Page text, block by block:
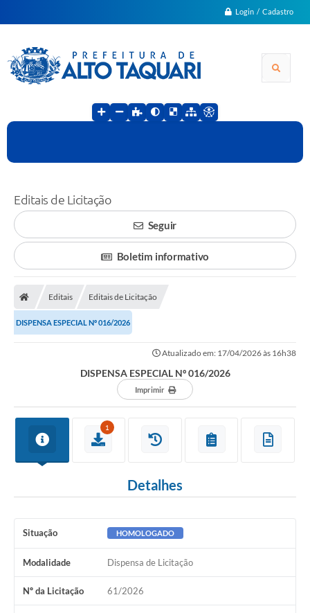
Login / Cadastro
Editais de Licitação
Seguir
Boletim informativo
Editais Editais de Licitação
DISPENSA ESPECIAL Nº 016/2026
Atualizado em: 17/04/2026 às 16h38
DISPENSA ESPECIAL Nº 016/2026
Imprimir
1
Detalhes
Situação HOMOLOGADO
Modalidade Dispensa de Licitação
Nº da Licitação 61/2026